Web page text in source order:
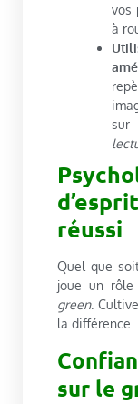
vos
à
sur
réussi
Quel que
joue un
green.
la différence.
sur le